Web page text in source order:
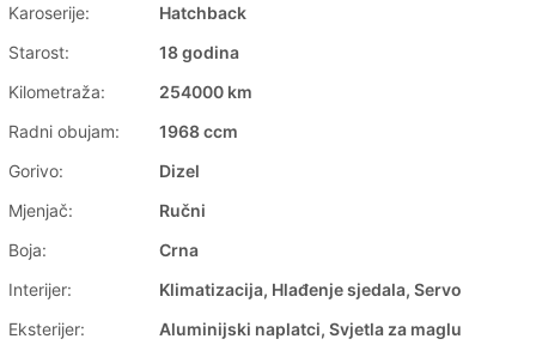
Karoserije:
Hatchback
Starost:
18 godina
Kilometraža:
254000 km
Radni obujam:
1968 ccm
Gorivo:
Dizel
Mjenjač:
Ručni
Boja:
Crna
Interijer:
Klimatizacija, Hlađenje sjedala, Servo
Eksterijer:
Aluminijski naplatci, Svjetla za maglu